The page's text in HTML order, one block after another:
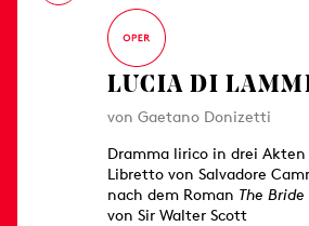
LUCIA DI
von Gaetano Donizetti
Dramma lirico in drei Akten
Libretto von Salvadore
nach dem Roman The
von Sir Walter Scott